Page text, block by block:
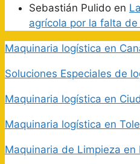
Sebastián Pulido en
agrícola por la falta
Maquinaria logística en
Soluciones Especiales de
Maquinaria logística en
Maquinaria logística en
Maquinaria de Limpieza en